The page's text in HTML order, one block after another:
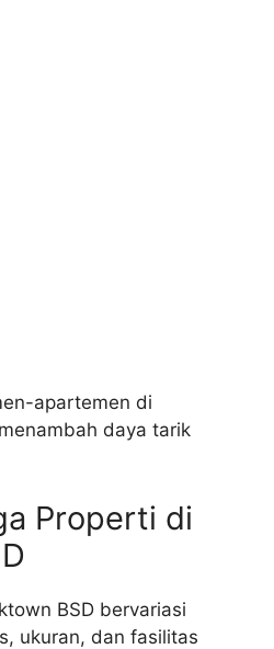
apartemen di
daya tarik
Properti di
BSD bervariasi
ukuran, dan fasilitas